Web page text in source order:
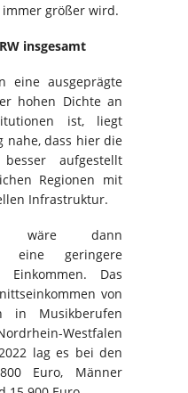
immer größer wird.
insgesamt
eine ausgeprägte
hohen Dichte an
ist, liegt
nahe, dass hier die
aufgestellt
Regionen mit
Infrastruktur.
wäre dann
eine geringere
Das
von
in Musikberufen
Westfalen
lag es bei den
Euro, Männer